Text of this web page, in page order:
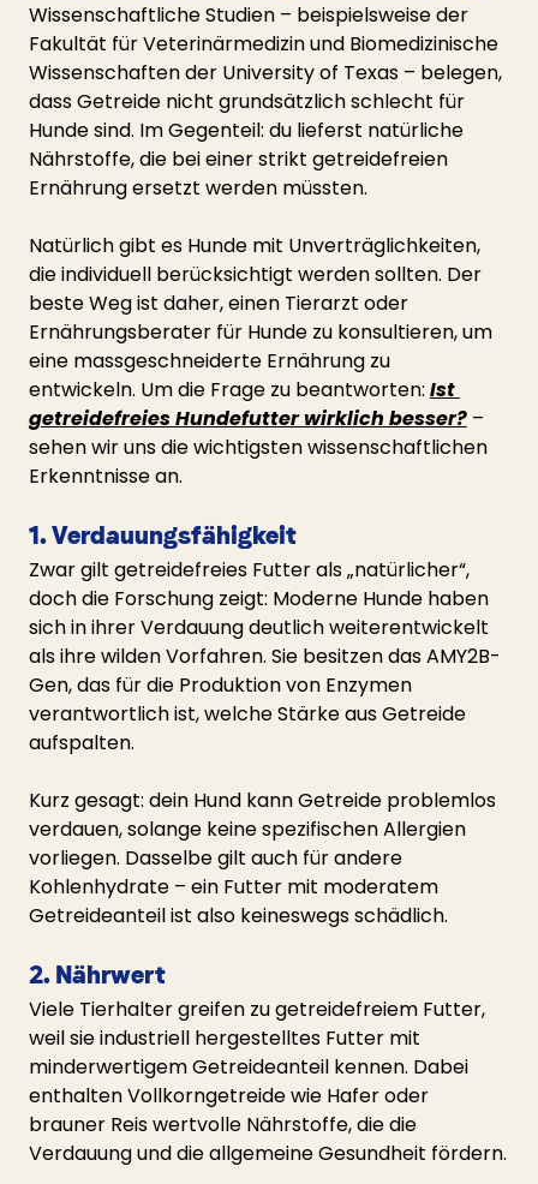
Wissenschaftliche Studien – beispielsweise der
Fakultät für Veterinärmedizin und Biomedizinische
Wissenschaften der University of Texas – belegen,
dass Getreide nicht grundsätzlich schlecht für
Hunde sind. Im Gegenteil: du lieferst natürliche
Nährstoffe, die bei einer strikt getreidefreien
Ernährung ersetzt werden müssten.
Natürlich gibt es Hunde mit Unverträglichkeiten,
die individuell berücksichtigt werden sollten. Der
beste Weg ist daher, einen Tierarzt oder
Ernährungsberater für Hunde zu konsultieren, um
eine massgeschneiderte Ernährung zu
entwickeln. Um die Frage zu beantworten: Ist
getreidefreies Hundefutter wirklich besser? –
sehen wir uns die wichtigsten wissenschaftlichen
Erkenntnisse an.
1. Verdauungsfähigkeit
Zwar gilt getreidefreies Futter als „natürlicher“,
doch die Forschung zeigt: Moderne Hunde haben
sich in ihrer Verdauung deutlich weiterentwickelt
als ihre wilden Vorfahren. Sie besitzen das AMY2B-
Gen, das für die Produktion von Enzymen
verantwortlich ist, welche Stärke aus Getreide
aufspalten.
Kurz gesagt: dein Hund kann Getreide problemlos
verdauen, solange keine spezifischen Allergien
vorliegen. Dasselbe gilt auch für andere
Kohlenhydrate – ein Futter mit moderatem
Getreideanteil ist also keineswegs schädlich.
2. Nährwert
Viele Tierhalter greifen zu getreidefreiem Futter,
weil sie industriell hergestelltes Futter mit
minderwertigem Getreideanteil kennen. Dabei
enthalten Vollkorngetreide wie Hafer oder
brauner Reis wertvolle Nährstoffe, die die
Verdauung und die allgemeine Gesundheit fördern.